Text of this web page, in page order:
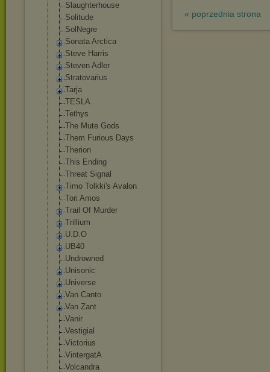
Slaughterhouse
Solitude
SolNegre
Sonata Arctica
Steve Harris
Steven Adler
Stratovarius
Tarja
TESLA
Tethys
The Mute Gods
Them Furious Days
Therion
This Ending
Threat Signal
Timo Tolkki's Avalon
Tori Amos
Trail Of Murder
Trillium
U.D.O
UB40
Undrowned
Unisonic
Universe
Van Canto
Van Zant
Vanir
Vestigial
Victorius
VintergatA
Volcandra
« poprzednia strona